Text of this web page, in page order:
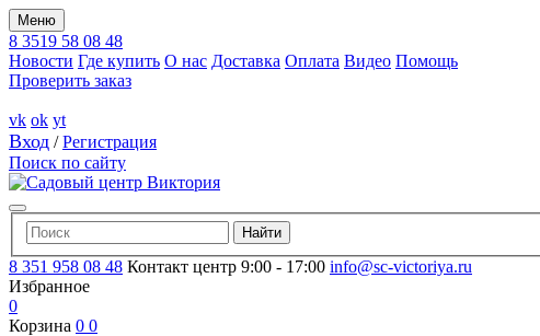
Меню
8 3519 58 08 48
Новости Где купить О нас Доставка Оплата Видео Помощь
Проверить заказ
vk ok yt
Вход /Регистрация
Поиск по сайту
8 351 958 08 48 Контакт центр 9:00 - 17:00 info@sc-victoriya.ru
Избранное
0
Корзина 0 0